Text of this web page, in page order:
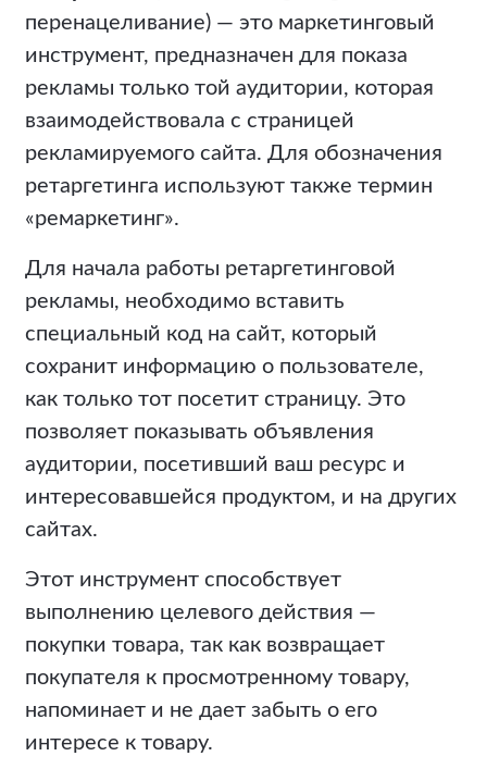
перенацеливание) — это маркетинговый
инструмент, предназначен для показа
рекламы только той аудитории, которая
взаимодействовала с страницей
рекламируемого сайта. Для обозначения
ретаргетинга используют также термин
«ремаркетинг».
Для начала работы ретаргетинговой
рекламы, необходимо вставить
специальный код на сайт, который
сохранит информацию о пользователе,
как только тот посетит страницу. Это
позволяет показывать объявления
аудитории, посетивший ваш ресурс и
интересовавшейся продуктом, и на других
сайтах.
Этот инструмент способствует
выполнению целевого действия —
покупки товара, так как возвращает
покупателя к просмотренному товару,
напоминает и не дает забыть о его
интересе к товару.